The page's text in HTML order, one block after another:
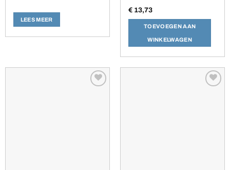
LEES MEER
€13,73
TOEVOEGEN AAN
WINKELWAGEN